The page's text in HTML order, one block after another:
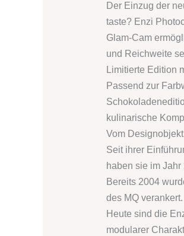
Der Einzug der
taste? Enzi
Glam-Cam
und Reichweite
Limitierte Edition
Passend zur
kulinarische
Vom
Seit ihrer
haben sie im
Bereits 2004
des MQ verankert.
Heute sind die
modularer